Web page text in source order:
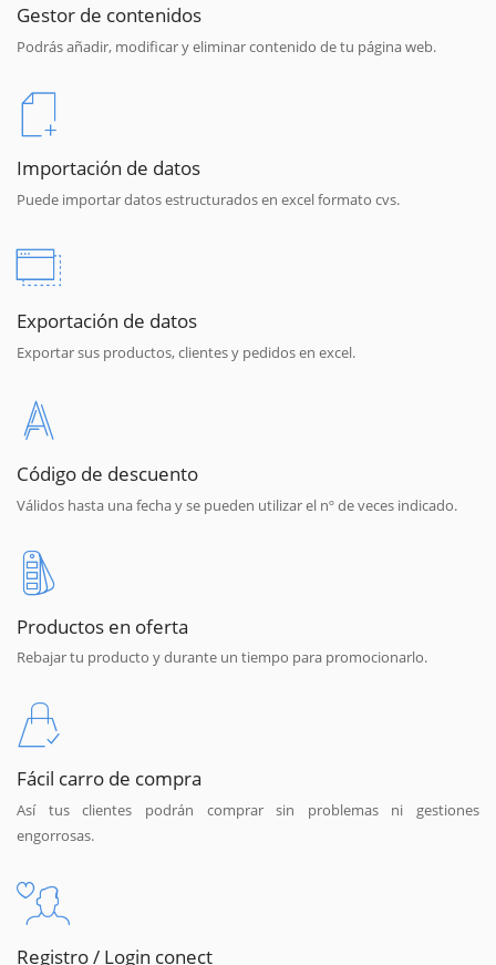
Gestor de contenidos
Podrás añadir, modificar y eliminar contenido de tu página web.
Importación de datos
Puede importar datos estructurados en excel formato cvs.
Exportación de datos
Exportar sus productos, clientes y pedidos en excel.
Código de descuento
Válidos hasta una fecha y se pueden utilizar el nº de veces indicado.
Productos en oferta
Rebajar tu producto y durante un tiempo para promocionarlo.
Fácil carro de compra
Así tus clientes podrán comprar sin problemas ni gestiones
engorrosas.
Registro / Login conect